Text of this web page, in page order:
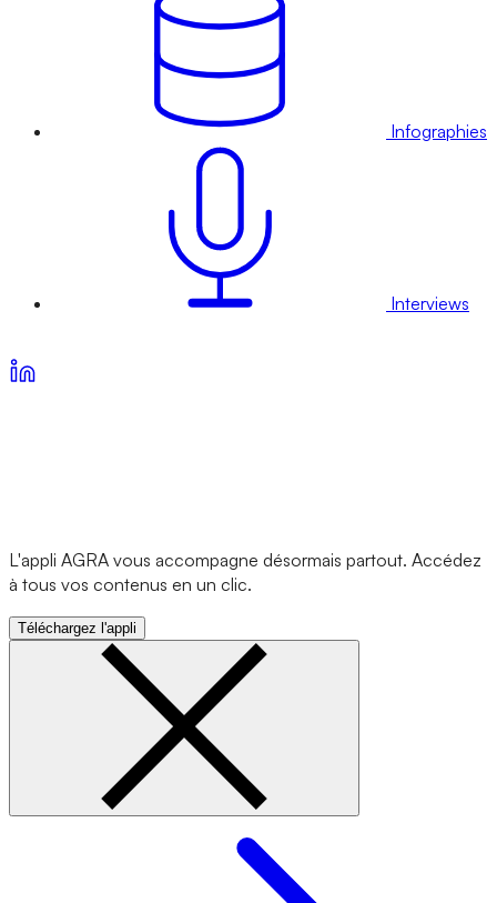
Infographies
Interviews
L'appli AGRA vous accompagne désormais partout. Accédez
à tous vos contenus en un clic.
Téléchargez l'appli